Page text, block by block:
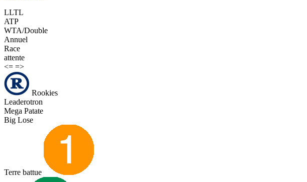
LLTL
ATP
WTA/Double
Annuel
Race
attente
<= =>
Rookies
Leaderotron
Mega Patate
Big Lose
Terre battue